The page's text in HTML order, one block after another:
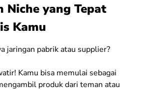
Niche yang Tepat
Kamu
jaringan pabrik atau supplier?
Kamu bisa memulai sebagai
produk dari teman atau